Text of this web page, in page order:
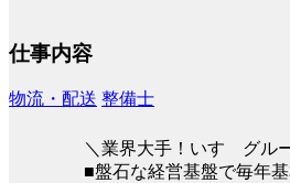
仕事内容
物流・配送 整備士
＼業界大手！いすゞグル
■盤石な経営基盤で毎年